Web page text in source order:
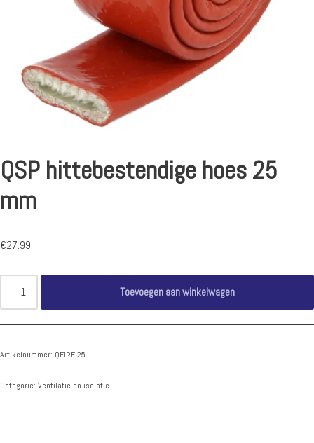
QSP hittebestendige hoes 25
mm
€27.99
Toevoegen aan winkelwagen
Artikelnummer: QFIRE 25
Categorie: Ventilatie en isolatie